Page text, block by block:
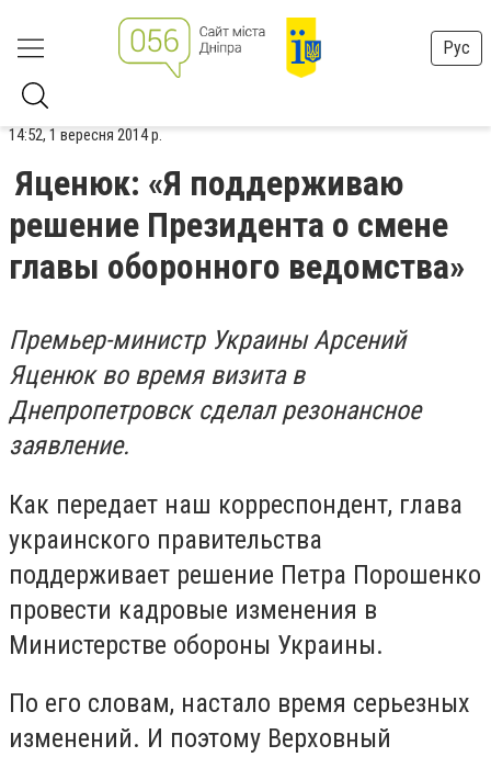
Рус
14:52, 1 вересня 2014 р.
Яценюк: «Я поддерживаю
решение Президента о смене
главы оборонного ведомства»
Премьер-министр Украины Арсений
Яценюк во время визита в
Днепропетровск сделал резонансное
заявление.
Как передает наш корреспондент, глава
украинского правительства
поддерживает решение Петра Порошенко
провести кадровые изменения в
Министерстве обороны Украины.
По его словам, настало время серьезных
изменений. И поэтому Верховный